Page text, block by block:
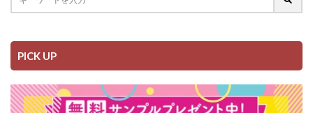
PICK UP